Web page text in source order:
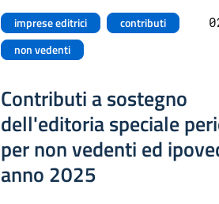
imprese editrici
contributi
non vedenti
Contributi a sostegno
dell'editoria speciale
per non vedenti ed
anno 2025